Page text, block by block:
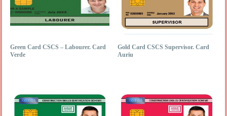
Green Card CSCS – Labourer. Card
Verde
Gold Card CSCS Supervisor. Card
Auriu